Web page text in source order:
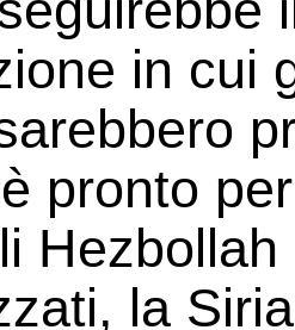
in cui
pronto
la